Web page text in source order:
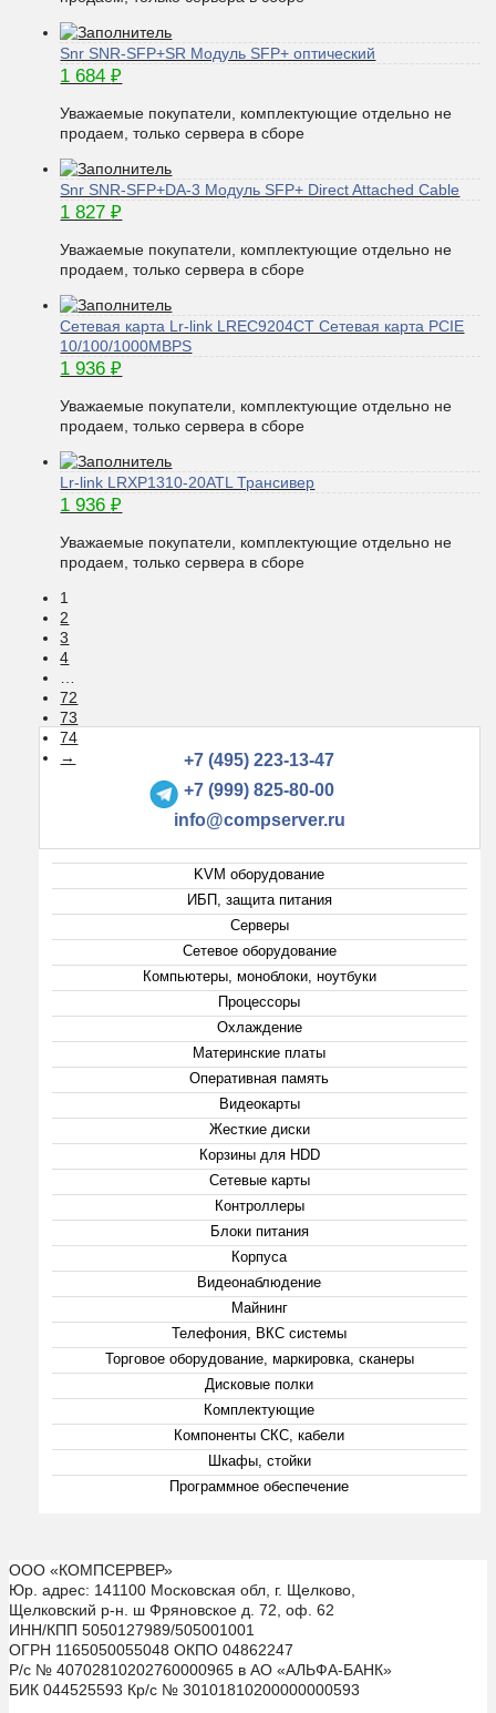
Snr SNR-SFP+SR Модуль SFP+ оптический
1 684₽
Уважаемые покупатели, комплектующие отдельно не
продаем, только сервера в сборе
Snr SNR-SFP+DA-3 Модуль SFP+ Direct Attached Cable
1 827₽
Уважаемые покупатели, комплектующие отдельно не
продаем, только сервера в сборе
Сетевая карта Lr-link LREC9204CT Сетевая карта PCIE
10/100/1000MBPS
1 936₽
Уважаемые покупатели, комплектующие отдельно не
продаем, только сервера в сборе
Lr-link LRXP1310-20ATL Трансивер
1 936₽
Уважаемые покупатели, комплектующие отдельно не
продаем, только сервера в сборе
1
2
3
4
72
73
74
→
+7 (495) 223-13-47
+7 (999) 825-80-00
info@compserver.ru
KVM оборудование
ИБП, защита питания
Серверы
Сетевое оборудование
Компьютеры, моноблоки, ноутбуки
Процессоры
Охлаждение
Материнские платы
Оперативная память
Видеокарты
Жесткие диски
Корзины для HDD
Сетевые карты
Контроллеры
Блоки питания
Корпуса
Видеонаблюдение
Майнинг
Телефония, ВКС системы
Торговое оборудование, маркировка, сканеры
Дисковые полки
Комплектующие
Компоненты СКС, кабели
Шкафы, стойки
Программное обеспечение
ООО «КОМПСЕРВЕР»
Юр. адрес: 141100 Московская обл, г. Щелково,
Щелковский р-н. ш Фряновское д. 72, оф. 62
ИНН/КПП 5050127989/505001001
ОГРН 1165050055048 ОКПО 04862247
Р/с № 40702810202760000965 в АО «АЛЬФА-БАНК»
БИК 044525593 Кр/с № 30101810200000000593